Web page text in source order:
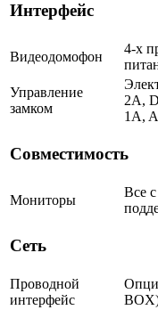
Интерфейс
Видеодомофон
4-х
Управление
замком
2A,
1A,
Совместимость
Мониторы
Все
Сеть
Проводной
интерфейс